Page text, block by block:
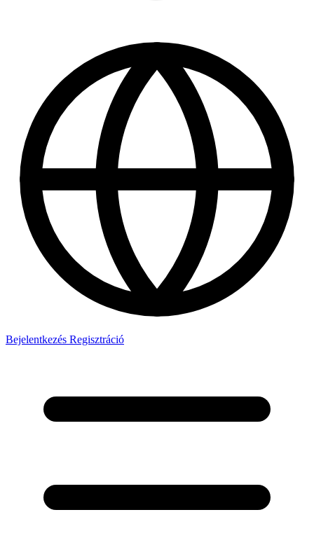
Bejelentkezés Regisztráció